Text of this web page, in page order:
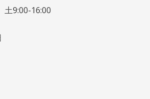
9:00-16:00